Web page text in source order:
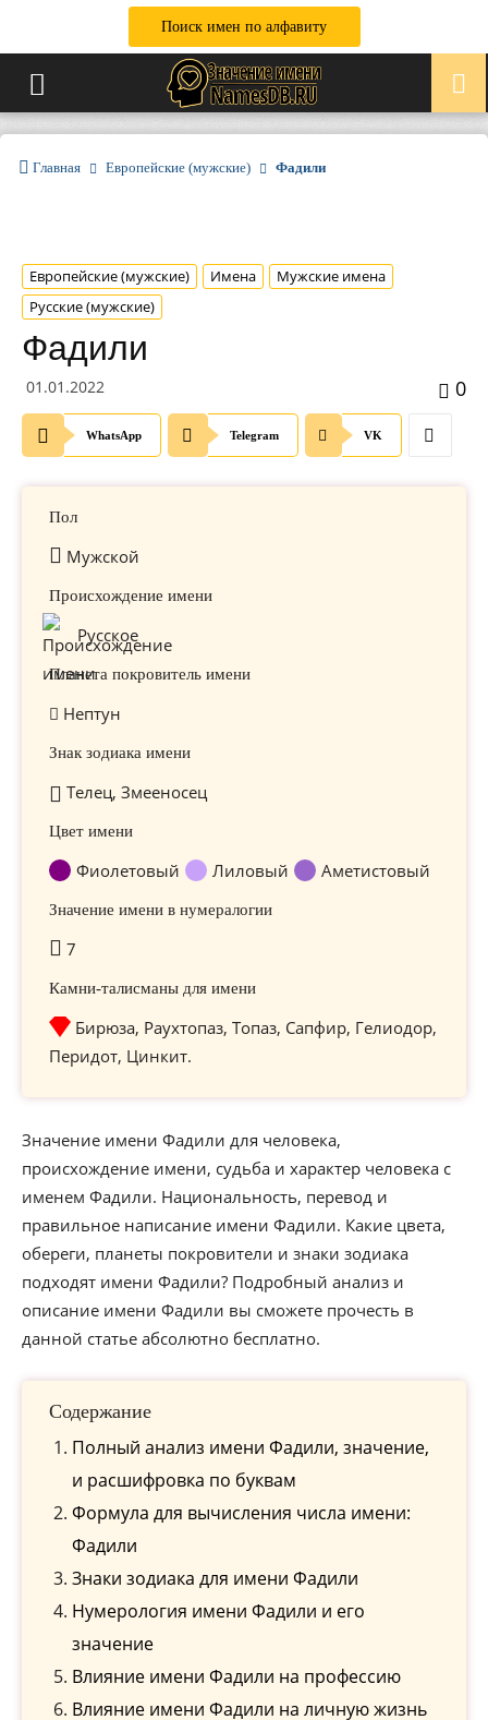
Поиск имен по алфавиту
Главная Европейские (мужские) Фадили
Европейские (мужские) Имена
Мужские имена
Русские (мужские)
Фадили
01.01.2022 0
WhatsApp Telegram VK
Пол
Мужской
Происхождение имени
Русское
Планета покровитель имени
Нептун
Знак зодиака имени
Телец, Змееносец
Цвет имени
Фиолетовый Лиловый Аметистовый
Значение имени в нумералогии
7
Камни-талисманы для имени
Бирюза, Раухтопаз, Топаз, Сапфир, Гелиодор,
Перидот, Цинкит.
Значение имени Фадили для человека,
происхождение имени, судьба и характер человека с
именем Фадили. Национальность, перевод и
правильное написание имени Фадили. Какие цвета,
обереги, планеты покровители и знаки зодиака
подходят имени Фадили? Подробный анализ и
описание имени Фадили вы сможете прочесть в
данной статье абсолютно бесплатно.
Содержание
Полный анализ имени Фадили, значение,
и расшифровка по буквам
Формула для вычисления числа имени:
Фадили
Знаки зодиака для имени Фадили
Нумерология имени Фадили и его
значение
Влияние имени Фадили на профессию
Влияние имени Фадили на личную жизнь